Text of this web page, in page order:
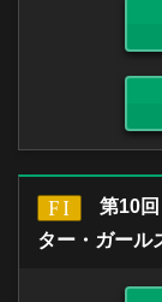
第10
ター・ガール